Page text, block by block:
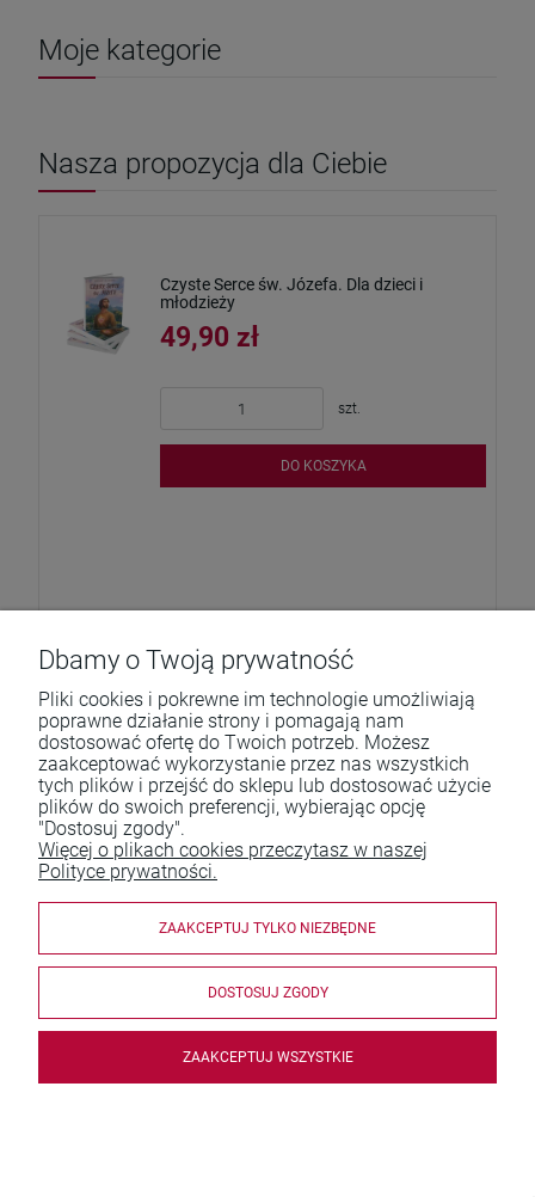
Moje kategorie
Nasza propozycja dla Ciebie
Czyste Serce św. Józefa. Dla dzieci i
młodzieży
49,90 zł
szt.
DO KOSZYKA
Pomoc
Moje konto
Płatności i dostawa
Informacje
O nas
Dbamy o Twoją prywatność
Pliki cookies i pokrewne im technologie umożliwiają
poprawne działanie strony i pomagają nam
dostosować ofertę do Twoich potrzeb. Możesz
zaakceptować wykorzystanie przez nas wszystkich
tych plików i przejść do sklepu lub dostosować użycie
plików do swoich preferencji, wybierając opcję
"Dostosuj zgody".
Więcej o plikach cookies przeczytasz w naszej
Polityce prywatności.
ZAAKCEPTUJ TYLKO NIEZBĘDNE
DOSTOSUJ ZGODY
ZAAKCEPTUJ WSZYSTKIE